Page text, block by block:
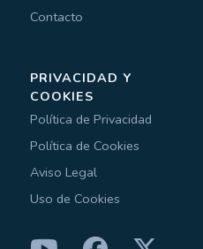
Contacto
PRIVACIDAD Y
COOKIES
Política de Privacidad
Política de Cookies
Aviso Legal
Uso de Cookies